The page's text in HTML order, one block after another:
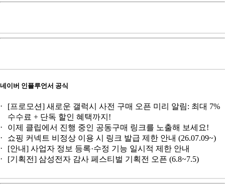
네이버 인플루언서 공식
[프로모션] 새로운 갤럭시 사전 구매 오픈 미리 알림: 최대 7%
수수료 + 단독 할인 혜택까지!
이제 클립에서 진행 중인 공동구매 링크를 노출해 보세요!
쇼핑 커넥트 비정상 이용 시 링크 발급 제한 안내 (26.07.09~)
[안내] 사업자 정보 등록·수정 기능 일시적 제한 안내
[기획전] 삼성전자 감사 페스티벌 기획전 오픈 (6.8~7.5)